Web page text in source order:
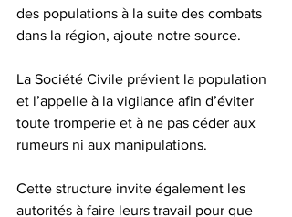
des populations à la suite des combats
dans la région, ajoute notre source.
La Société Civile prévient la population
et l’appelle à la vigilance afin d’éviter
toute tromperie et à ne pas céder aux
rumeurs ni aux manipulations.
Cette structure invite également les
autorités à faire leurs travail pour que